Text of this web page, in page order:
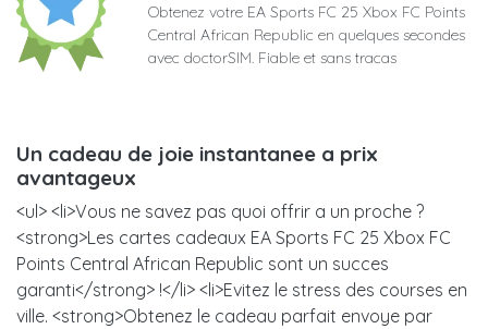
Obtenez votre EA Sports FC 25 Xbox FC Points
Central African Republic en quelques secondes
avec doctorSIM. Fiable et sans tracas
Un cadeau de joie instantanee a prix
avantageux
<ul> <li>Vous ne savez pas quoi offrir a un proche ?
<strong>Les cartes cadeaux EA Sports FC 25 Xbox FC
Points Central African Republic sont un succes
garanti</strong> !</li> <li>Evitez le stress des courses en
ville. <strong>Obtenez le cadeau parfait envoye par